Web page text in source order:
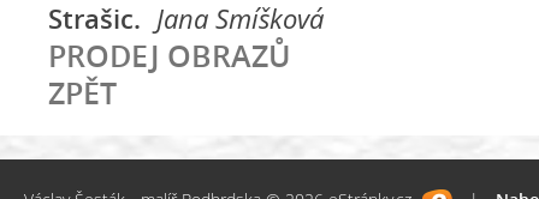
Strašic. Jana Smíšková
PRODEJ OBRAZŮ
ZPĚT